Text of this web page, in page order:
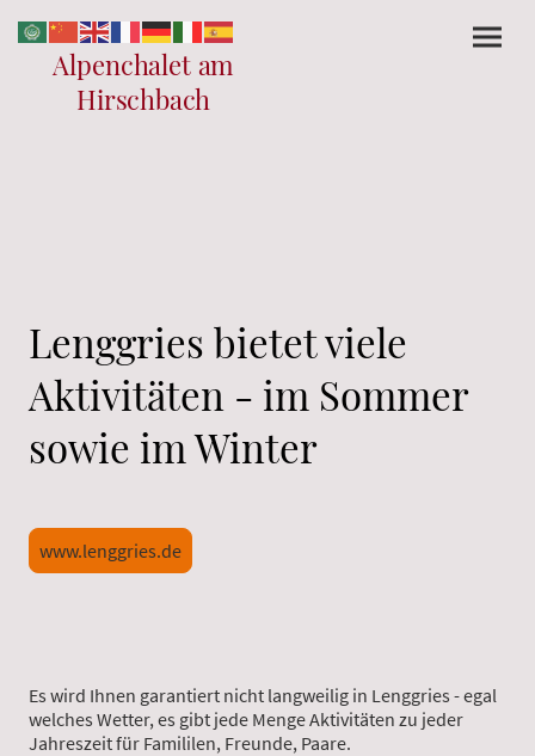
Alpenchalet am
Hirschbach
Lenggries bietet viele
Aktivitäten - im Sommer
sowie im Winter
www.lenggries.de
Es wird Ihnen garantiert nicht langweilig in Lenggries - egal
welches Wetter, es gibt jede Menge Aktivitäten zu jeder
Jahreszeit für Famililen, Freunde, Paare.